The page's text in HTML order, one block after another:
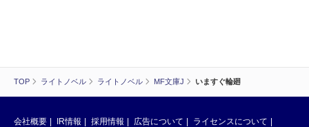
TOP ライトノベル ライトノベル MF文庫J いますぐ輪廻
会社概要 IR情報 採用情報 広告について ライセンスについて